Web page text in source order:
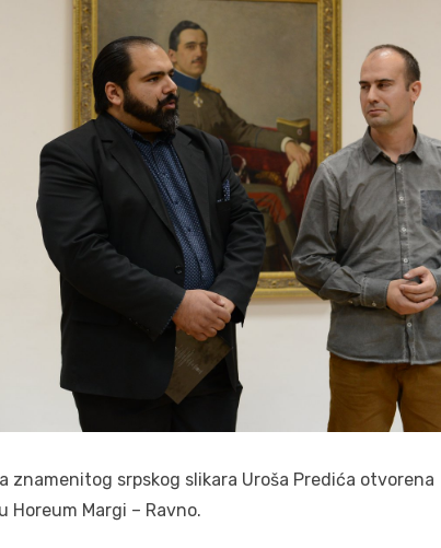
znamenitog srpskog slikara Uroša Predića otvorena
Horeum Margi – Ravno.